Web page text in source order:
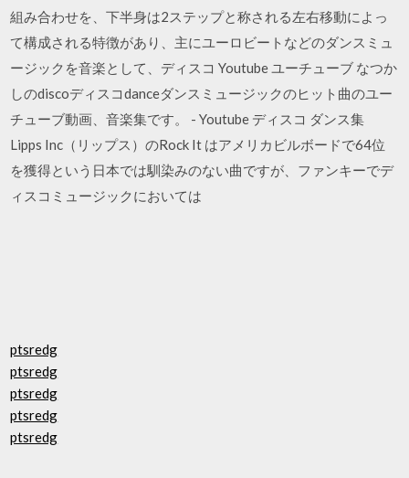
組み合わせを、下半身は2ステップと称される左右移動によっ
て構成される特徴があり、主にユーロビートなどのダンスミュ
ージックを音楽として、ディスコ Youtube ユーチューブ なつか
しのdiscoディスコdanceダンスミュージックのヒット曲のユー
チューブ動画、音楽集です。 - Youtube ディスコ ダンス集
Lipps Inc（リップス）のRock It はアメリカビルボードで64位
を獲得という日本では馴染みのない曲ですが、ファンキーでデ
ィスコミュージックにおいては
ptsredg
ptsredg
ptsredg
ptsredg
ptsredg